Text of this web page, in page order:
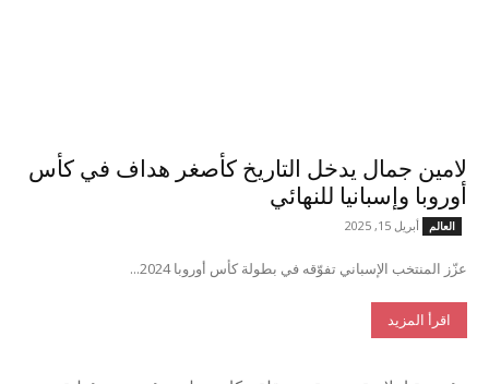
لامين جمال يدخل التاريخ كأصغر هداف في كأس
أوروبا وإسبانيا للنهائي
العالم أبريل 15, 2025
عزّز المنتخب الإسباني تفوّقه في بطولة كأس أوروبا 2024...
اقرأ المزيد